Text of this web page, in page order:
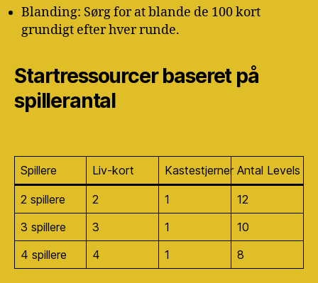
Blanding: Sørg for at blande de 100 kort
grundigt efter hver runde.
Startressourcer baseret på
spillerantal
Spillere Liv-kort Kastestjerner Antal Levels
2 spillere 2 1
12
3 spillere
3 1
10
4 spillere
4 1 8